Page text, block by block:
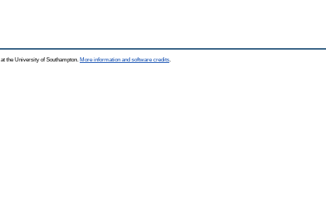
at the University of Southampton. More information and software credits